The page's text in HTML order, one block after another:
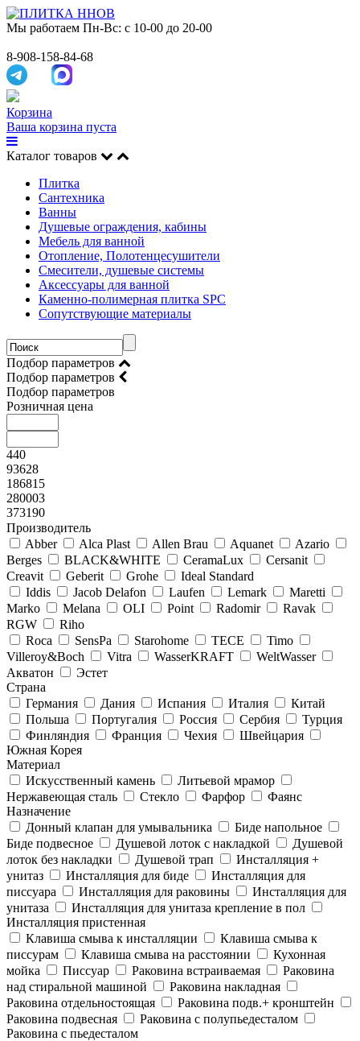
Мы работаем Пн-Вс: с 10-00 до 20-00
8-908-158-84-68
Корзина
Ваша корзина пуста
Каталог товаров
Плитка
Сантехника
Ванны
Душевые ограждения, кабины
Мебель для ванной
Отопление, Полотенцесушители
Смесители, душевые системы
Аксессуары для ванной
Каменно-полимерная плитка SPC
Сопутствующие материалы
Подбор параметров
Подбор параметров
Подбор параметров
Розничная цена
440
93628
186815
280003
373190
Производитель
Abber
Alca Plast Allen Brau Aquanet
Azario
Berges
BLACK&WHITE CeramaLux
Cersanit
Creavit
Geberit Grohe
Ideal Standard
Iddis
Jacob Delafon Laufen Lemark
Maretti
Marko
Melana OLI Point Radomir
Ravak
RGW
Riho
Roca
SensPa Starohome TECE
Timo
Villeroy&Boсh
Vitra WasserKRAFT
WeltWasser
Акватон
Эстет
Страна
Германия
Дания Испания Италия
Китай
Польша
Португалия Россия Сербия
Турция
Финляндия
Франция Чехия
Швейцария
Южная Корея
Материал
Искусственный камень
Литьевой мрамор
Нержавеющая сталь
Стекло Фарфор
Фаянс
Назначение
Донный клапан для умывальника
Биде напольное
Биде подвесное
Душевой лоток с накладкой
Душевой
лоток без накладки
Душевой трап
Инсталляция +
унитаз
Инсталляция для биде
Инсталляция для
писсуара
Инсталляция для раковины
Инсталляция для
унитаза
Инсталляция для унитаза крепление в пол
Инсталляция пристенная
Клавиша смыва к инсталляции
Клавиша смыва к
писсурам
Клавиша смыва на расстоянии
Кухонная
мойка
Писсуар Раковина встраиваемая
Раковина
над стиральной машиной
Раковина накладная
Раковина отдельностоящая
Раковина подв.+ кронштейн
Раковина подвесная
Раковина с полупьедесталом
Раковина с пьедесталом